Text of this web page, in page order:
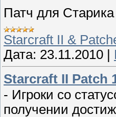
Патч для
Starcraft II &
Дата: 23.11.2010
Starcraft II Patch
- Игроки со
получении